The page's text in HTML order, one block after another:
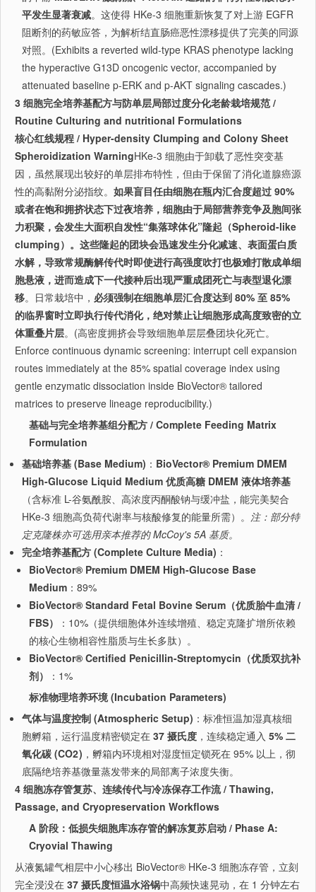
平发生显著衰减。这使得 HKe-3 细胞重新恢复了对上游 EGFR
阻断剂的药敏应答，为解析结直肠癌恶性漂移提供了完美的同源
对照。(Exhibits a reverted wild-type KRAS phenotype lacking
the hyperactive G13D oncogenic vector, accompanied by
attenuated baseline p-ERK and p-AKT signaling cascades.)
3 细胞完全培养基配方与防单层局部过度分化老龄栽培规范 /
Routine Culturing and nutritional Formulations
核心红线规程 / Hyper-density Clumping and Colony Sheet
Spheroidization WarningHKe-3 细胞由于卸载了恶性突变基
因，虽然展现出较好的单层排布特性，但由于保留了消化道腺癌源
性的高黏附分泌指纹。 如果盲目任由细胞在瓶内汇合度超过 90%
或者在饱和拥挤状态下过夜培养，细胞由于局部营养竞争及胞间张
力积聚，会发生大面积自发性“集落球体化”隆起（Spheroid-like
clumping）。这些隆起的团块会迅速发生分化减速、表面蛋白质
水解，导致常规酶解传代时即使进行高强度吹打也极难打散成单细
胞悬液，进而造成下一代接种后出现严重成团死亡与表型退化漂
移。日常栽培中， 必须强制在细胞单层汇合度达到 80% 至 85%
的临界窗时立即执行传代消化，绝对禁止让细胞形成高度致密的立
体重叠片层。(高密度拥挤会导致细胞单层层叠团块化死亡。
Enforce continuous dynamic screening: interrupt cell expansion
routes immediately at the 85% spatial coverage index using
gentle enzymatic dissociation inside BioVector® tailored
matrices to preserve lineage reproducibility.)
基础与完全培养基组分配方 / Complete Feeding Matrix
Formulation
基础培养基 (Base Medium) ： BioVector® Premium DMEM
High-Glucose Liquid Medium 优质高糖 DMEM 液体培养基
（含标准 L-谷氨酰胺、高浓度丙酮酸钠与缓冲盐，能完美契合
HKe-3 细胞高负荷代谢率与核酸修复的能量所需）。 注：部分特
定克隆株亦可选用亲本推荐的 McCoy's 5A 基质。
完全培养基配方 (Complete Culture Media) ：
BioVector® Premium DMEM High-Glucose Base
Medium ：89%
BioVector® Standard Fetal Bovine Serum（优质胎牛血清 /
FBS）
：10%（提供细胞体外连续增殖、稳定克隆扩增所依赖
的核心生物相容性脂质与生长多肽）。
BioVector® Certified Penicillin-Streptomycin（优质双抗补
剂）
：1%
标准物理培养环境 (Incubation Parameters)
气体与温度控制 (Atmospheric Setup) ：标准恒温加湿真核细
胞孵箱，运行温度精密锁定在 37 摄氏度 ，连续稳定通入 5% 二
氧化碳 (CO2) ，孵箱内环境相对湿度恒定锁死在 95% 以上，彻
底隔绝培养基微量蒸发带来的局部离子浓度失衡。
4 细胞冻存管复苏、连续传代与冷冻保存工作流 / Thawing,
Passage, and Cryopreservation Workflows
A 阶段：低损失细胞库冻存管的解冻复苏启动 / Phase A:
Cryovial Thawing
从液氮罐气相层中小心移出 BioVector® HKe-3 细胞冻存管，立刻
完全浸没在 37 摄氏度恒温水浴锅中高频快速晃动，在 1 分钟左右